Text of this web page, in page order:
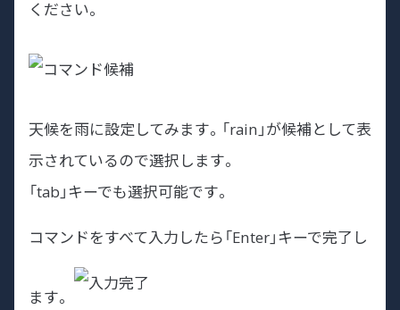
ください。
天候を雨に設定してみます。「rain」が候補として表
示されているので選択します。
「tab」キーでも選択可能です。
コマンドをすべて入力したら「Enter」キーで完了し
ます。